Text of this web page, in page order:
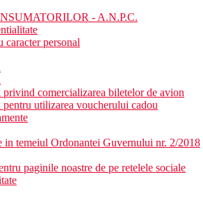
- A.N.P.C.
caracter personal
comercializarea biletelor de avion
utilizarea voucherului cadou
in temeiul Ordonantei Guvernului nr. 2/2018
paginile noastre de pe retelele sociale